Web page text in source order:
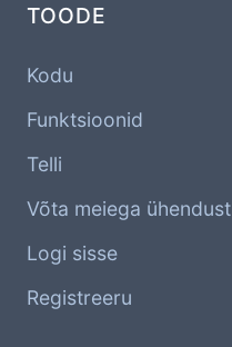
TOODE
Kodu
Funktsioonid
Telli
Võta meiega ühendust
Logi sisse
Registreeru